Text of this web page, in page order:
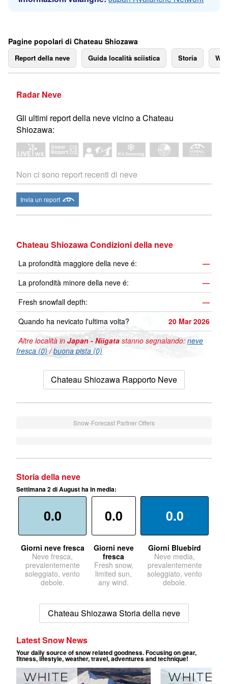
Pagine popolari di Chateau Shiozawa
Report della neve Guida località sciistica Storia
Radar Neve
Gli ultimi report della neve vicino a Chateau
Shiozawa:
Non ci sono report recenti di neve
Invia un report
Chateau Shiozawa Condizioni della neve
La profondità maggiore della neve é:
—
La profondità minore della neve é:
—
Fresh snowfall depth:
—
Quando ha nevicato l'ultima volta?
20 Mar 2026
Altre località in Japan - Niigata stanno segnalando: neve
fresca (0)/buona pista (0)
Chateau Shiozawa Rapporto Neve
Snow-Forecast Partner Offers
Storia della neve
Settimana 2 di August ha in media:
0.0
Giorni neve fresca
Neve fresca,
prevalentemente
soleggiato, vento
debole.
0.0
Giorni neve
fresca
Fresh snow,
limited sun,
any wind.
0.0
Giorni Bluebird
Neve media,
prevalentemente
soleggiato, vento
debole.
Chateau Shiozawa Storia della neve